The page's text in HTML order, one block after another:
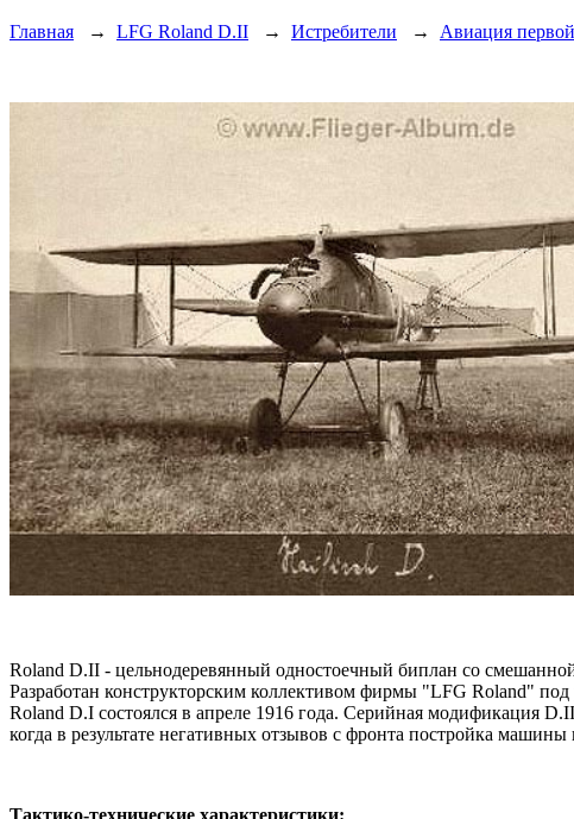
Главная → LFG Roland D.II → Истребители → Авиация
Roland D.II - цельнодеревянный одностоечный биплан со
Разработан конструкторским коллективом фирмы "LFG Roland"
Roland D.I состоялся в апреле 1916 года. Серийная модификация
когда в результате негативных отзывов с фронта постройка